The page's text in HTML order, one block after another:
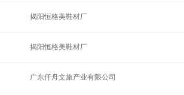
揭阳恒格美鞋材厂
揭阳恒格美鞋材厂
广东仟舟文旅产业有限公司